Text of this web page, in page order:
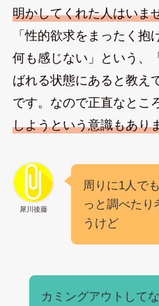
明かしてくれた人はいま
「性的欲求をまったく抱
何も感じない」という、
ばれる状態にあると教え
です。なので正直なとこ
しようという意識もあり
犀川後藤
周りに1人で
っと調べたり
うけど
カミングアウトして